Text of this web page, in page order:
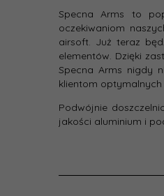
Specna Arms to
oczekiwaniom
airsoft. Już teraz
elementów. Dzięki
Specna Arms nigdy
klientom
Podwójnie
jakości aluminium i